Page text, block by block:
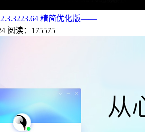
精简优化版——
阅读：175575